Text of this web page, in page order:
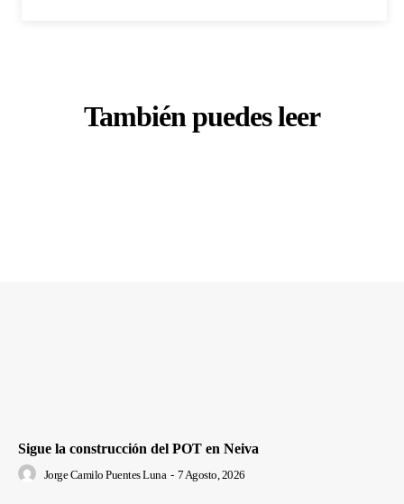
También puedes leer
Sigue la construcción del POT en Neiva
Jorge Camilo Puentes Luna - 7 Agosto, 2026